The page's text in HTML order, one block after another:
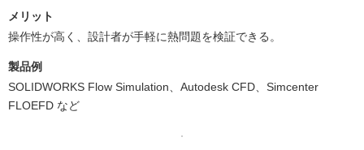
メリット
操作性が高く、設計者が手軽に熱問題を検証できる。
製品例
SOLIDWORKS Flow Simulation、Autodesk CFD、Simcenter
FLOEFD など